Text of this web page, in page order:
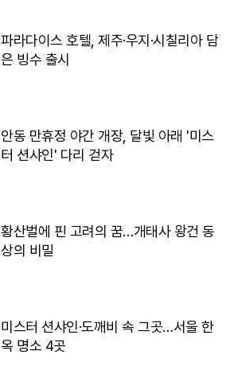
파라다이스 호텔, 제주·우지·시칠리아 담
은 빙수 출시
안동 만휴정 야간 개장, 달빛 아래 '미스
터 션샤인' 다리 걷자
황산벌에 핀 고려의 꿈…개태사 왕건 동
상의 비밀
미스터 션샤인·도깨비 속 그곳…서울 한
옥 명소 4곳